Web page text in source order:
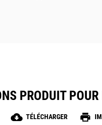
PRODUIT
cloud_download TÉLÉCHARGER print